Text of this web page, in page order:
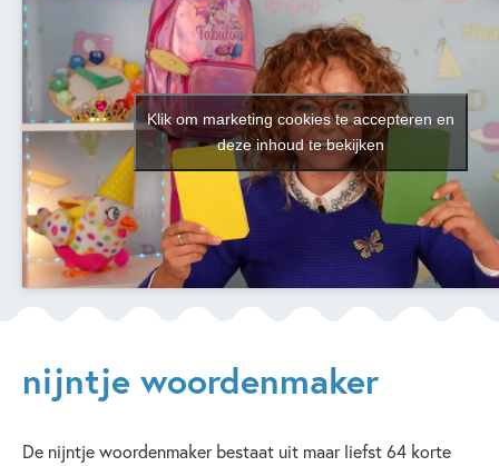
Klik om marketing cookies te accepteren en
deze inhoud te bekijken
nijntje woordenmaker
De nijntje woordenmaker bestaat uit maar liefst 64 korte